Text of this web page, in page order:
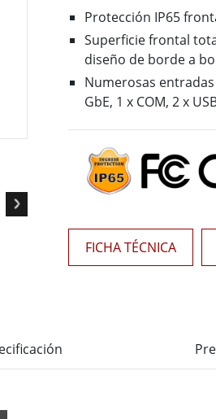
Tecnología de IA
Movilidad con Edge AI
Panel PC Edge AI
Box PCs con Edge AI
Protección IP65
Superficie frontal
diseño de borde a
Numerosas
GbE, 1 x COM, 2 x
FICHA TÉCNICA